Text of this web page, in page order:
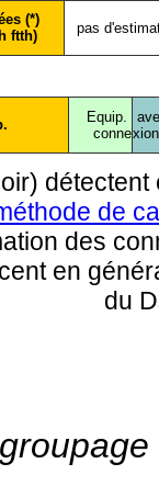
(*)
ftth)
pas
Equip.
conne
de
des
en
du